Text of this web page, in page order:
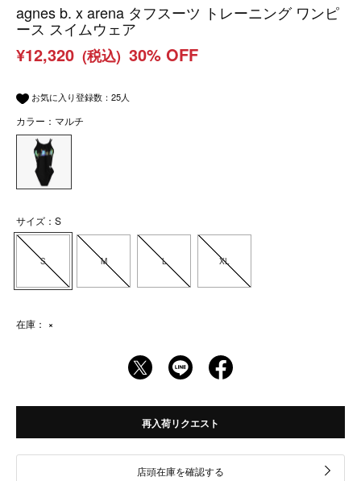
agnes b. x arena タフスーツ トレーニング ワンピ
ース スイムウェア
¥12,320 (税込) 30% OFF
お気に入り登録数： 25人
カラー：マルチ
サイズ：S
S M L XL
在庫： ×
再入荷リクエスト
店頭在庫を確認する